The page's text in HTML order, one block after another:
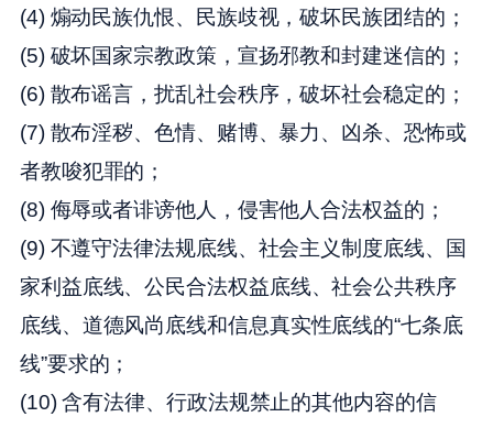
(4) 煽动民族仇恨、民族歧视，破坏民族团结的；
(5) 破坏国家宗教政策，宣扬邪教和封建迷信的；
(6) 散布谣言，扰乱社会秩序，破坏社会稳定的；
(7) 散布淫秽、色情、赌博、暴力、凶杀、恐怖或
者教唆犯罪的；
(8) 侮辱或者诽谤他人，侵害他人合法权益的；
(9) 不遵守法律法规底线、社会主义制度底线、国
家利益底线、公民合法权益底线、社会公共秩序
底线、道德风尚底线和信息真实性底线的“七条底
线”要求的；
(10) 含有法律、行政法规禁止的其他内容的信